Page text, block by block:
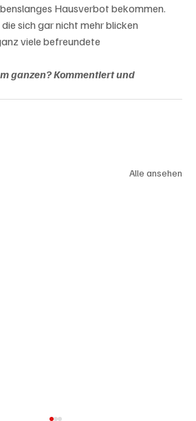
Hausverbot bekommen.
sich gar nicht mehr blicken
viele befreundete
ganzen? Kommentiert und
Alle ansehen